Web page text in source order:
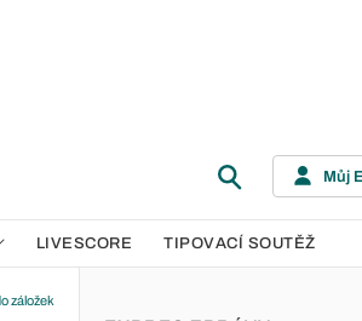
Můj
LIVESCORE TIPOVACÍ SOUTĚŽ
záložek